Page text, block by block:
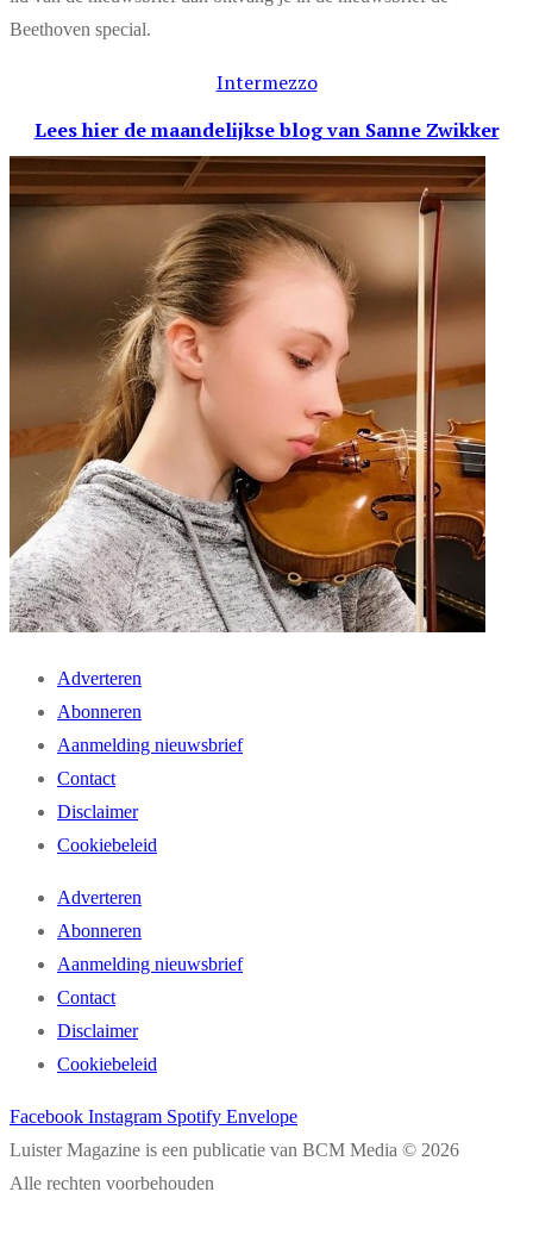
Beethoven special.
Intermezzo
Lees hier de maandelijkse blogvan Sanne Zwikker
Adverteren
Abonneren
Aanmelding nieuwsbrief
Contact
Disclaimer
Cookiebeleid
Adverteren
Abonneren
Aanmelding nieuwsbrief
Contact
Disclaimer
Cookiebeleid
Facebook Instagram Spotify Envelope
Luister Magazine is een publicatie van BCM Media © 2026
Alle rechten voorbehouden